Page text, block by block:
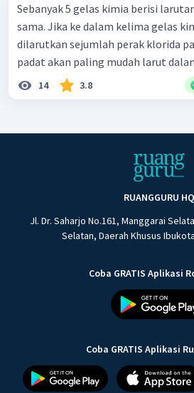
Sebanyak 5 gelas kimia berisi
sama. Jika ke dalam kelima gelas
dilarutkan sejumlah perak klorida
padat akan paling mudah larut
14 3.8
RUANGGURU HQ
Jl. Dr. Saharjo No.161, Manggarai
Selatan, Daerah Khusus
Coba GRATIS Aplikasi
Coba GRATIS Aplikasi